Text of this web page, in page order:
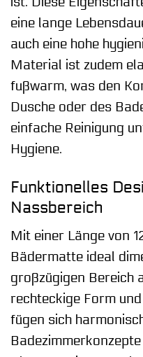
eine lange
auch eine hohe
Material ist zudem
fußwarm, was den
Dusche oder des
einfache Reinigung
Hygiene.
Funktionelles
Nassbereich
Mit einer Länge von
Bädermatte ideal
großzügigen Bereich
rechteckige Form
fügen sich